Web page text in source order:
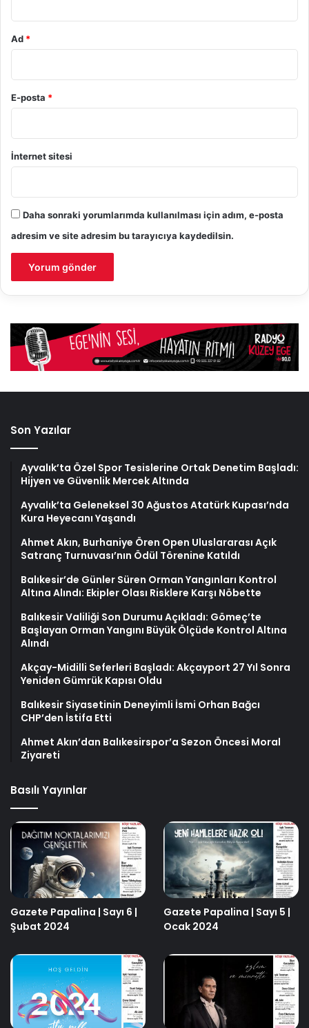
Ad *
E-posta *
İnternet sitesi
Daha sonraki yorumlarımda kullanılması için adım, e-posta
adresim ve site adresim bu tarayıcıya kaydedilsin.
Son Yazılar
Ayvalık’ta Özel Spor Tesislerine Ortak Denetim Başladı:
Hijyen ve Güvenlik Mercek Altında
Ayvalık’ta Geleneksel 30 Ağustos Atatürk Kupası’nda
Kura Heyecanı Yaşandı
Ahmet Akın, Burhaniye Ören Open Uluslararası Açık
Satranç Turnuvası’nın Ödül Törenine Katıldı
Balıkesir’de Günler Süren Orman Yangınları Kontrol
Altına Alındı: Ekipler Olası Risklere Karşı Nöbette
Balıkesir Valiliği Son Durumu Açıkladı: Gömeç’te
Başlayan Orman Yangını Büyük Ölçüde Kontrol Altına
Alındı
Akçay-Midilli Seferleri Başladı: Akçayport 27 Yıl Sonra
Yeniden Gümrük Kapısı Oldu
Balıkesir Siyasetinin Deneyimli İsmi Orhan Bağcı
CHP’den İstifa Etti
Ahmet Akın’dan Balıkesirspor’a Sezon Öncesi Moral
Ziyareti
Basılı Yayınlar
Gazete Papalina | Sayı 6 |
Şubat 2024
Gazete Papalina | Sayı 5 |
Ocak 2024